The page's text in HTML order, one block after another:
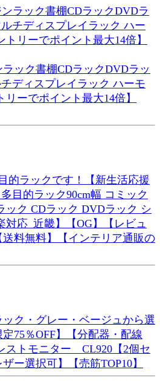
ック書棚CDラックDVDラッ
ディスプレイラック ハーモ
ーでポイント最大14倍】
的ラックです！【新生活応援
目的ラック90cm幅 コミック
ック CDラック DVDラック シ
対応_近畿】【OG】【レビュ
料無料】【インテリア通販の
ク・グレー・ベージュから選
75％OFF】【分配器・配線
ストモニター CL920【2個セ
ー選択可】【売筋TOP10】